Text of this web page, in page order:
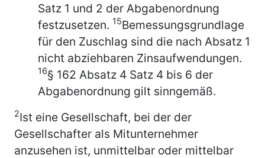
Satz 1 und 2 der Abgabenordnung
festzusetzen. 15Bemessungsgrundlage
für den Zuschlag sind die nach Absatz 1
nicht abziehbaren Zinsaufwendungen.
16§ 162 Absatz 4 Satz 4 bis 6 der
Abgabenordnung gilt sinngemäß.
2Ist eine Gesellschaft, bei der der
Gesellschafter als Mitunternehmer
anzusehen ist, unmittelbar oder mittelbar